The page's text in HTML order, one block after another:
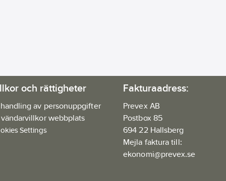
och rättigheter
av personuppgifter
webbplats
Settings
Fakturaadress:
Prevex AB
Postbox 85
694 22 Hallsberg
Mejla faktura till:
ekonomi@prevex.se